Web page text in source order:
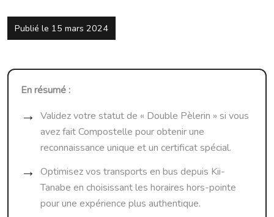
Publié le 15 mars 2024
En résumé :
Validez votre statut de « Double Pèlerin » si vous
avez fait Compostelle pour obtenir une
reconnaissance unique et un certificat spécial.
Optimisez vos transports en bus depuis Kii-
Tanabe en choisissant les horaires hors-pointe
pour une expérience plus authentique.